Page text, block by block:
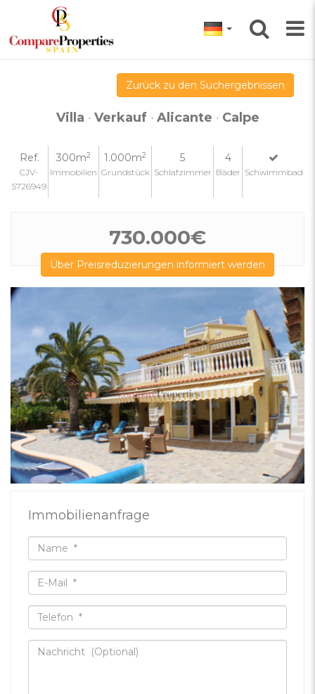
Zurück zu den Suchergebnissen
Villa · Verkauf· Alicante · Calpe
Ref.
CJV-
5726949
300m2
Immobilien
1.000m2
Grundstück
5
Schlafzimmer
4
Bäder Schwimmbad
730.000€
Über Preisreduzierungen informiert werden
Immobilienanfrage